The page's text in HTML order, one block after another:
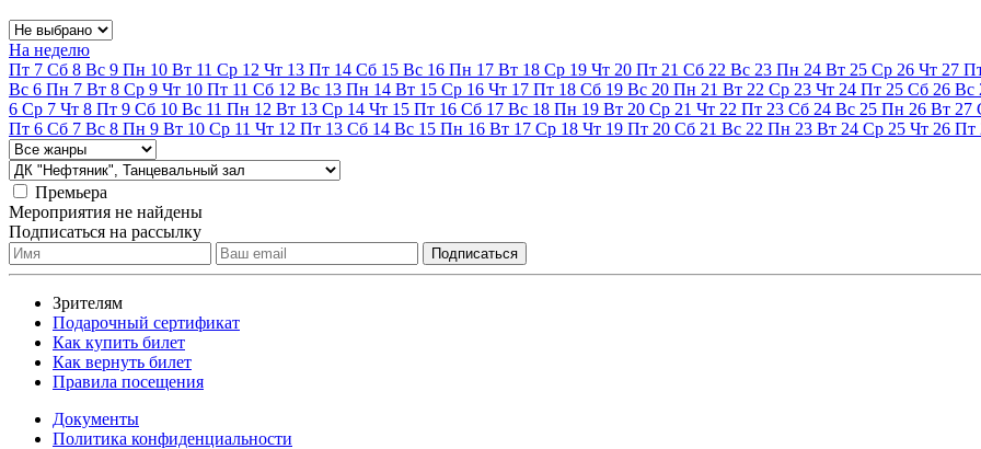
На неделю
Пт 7 Сб 8 Вс 9 Пн 10 Вт 11 Ср 12 Чт 13 Пт 14 Сб 15 Вс 16 Пн 17 Вт 18 Ср 19 Чт 20 Пт 21 Сб 22 Вс 23 Пн 24 Вт 25 Ср 26 Чт 27
Вс 6 Пн 7 Вт 8 Ср 9 Чт 10 Пт 11 Сб 12 Вс 13 Пн 14 Вт 15 Ср 16 Чт 17 Пт 18 Сб 19 Вс 20 Пн 21 Вт 22 Ср 23 Чт 24 Пт 25 Сб 26 Вс
6 Ср 7 Чт 8 Пт 9 Сб 10 Вс 11 Пн 12 Вт 13 Ср 14 Чт 15 Пт 16 Сб 17 Вс 18 Пн 19 Вт 20 Ср 21 Чт 22 Пт 23 Сб 24 Вс 25 Пн 26 Вт 27
Пт 6 Сб 7 Вс 8 Пн 9 Вт 10 Ср 11 Чт 12 Пт 13 Сб 14 Вс 15 Пн 16 Вт 17 Ср 18 Чт 19 Пт 20 Сб 21 Вс 22 Пн 23 Вт 24 Ср 25 Чт 26 Пт
Премьера
Мероприятия не найдены
Подписаться на рассылку
Зрителям
Подарочный сертификат
Как купить билет
Как вернуть билет
Правила посещения
Документы
Политика конфиденциальности